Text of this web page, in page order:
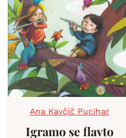
Ana Kavčič Pucihar
Igramo se flavto